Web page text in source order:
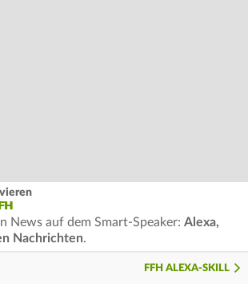
News auf dem Smart-Speaker: Alexa,
Nachrichten.
FFH ALEXA-SKILL